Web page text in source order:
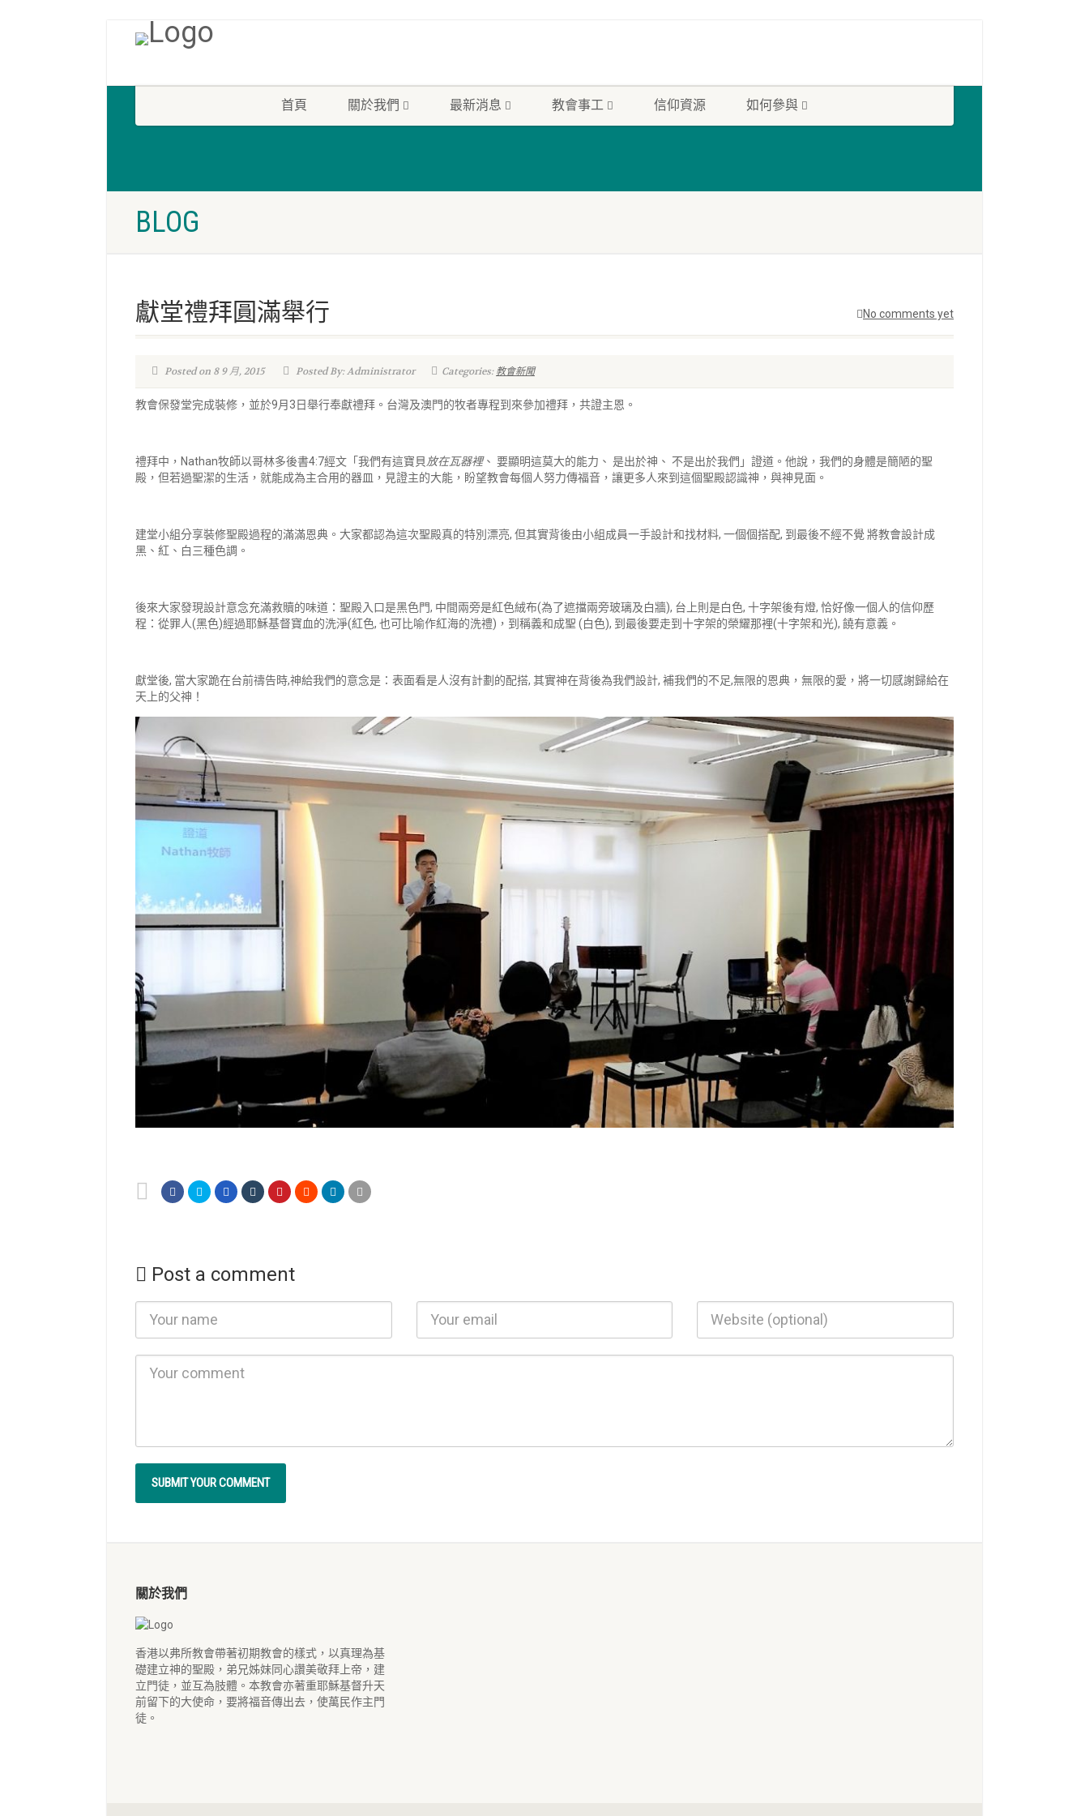
首頁 關於我們 最新消息 教會事工 信仰資源 如何參與
BLOG
No comments yet
獻堂禮拜圓滿舉行
Posted on 8 9 月, 2015 Posted By: Administrator Categories:教會新聞
教會保發堂完成裝修，並於9月3日舉行奉獻禮拜。台灣及澳門的牧者專程到來參加禮拜，共證主恩。
禮拜中，Nathan牧師以哥林多後書4:7經文「我們有這寶貝 放在瓦器裡、 要顯明這莫大的能力、 是出於神、 不是出於我們」證道。他說，我們的身體是簡陋的聖
殿，但若過聖潔的生活，就能成為主合用的器皿，見證主的大能，盼望教會每個人努力傳福音，讓更多人來到這個聖殿認識神，與神見面。
建堂小組分享裝修聖殿過程的滿滿恩典。大家都認為這次聖殿真的特別漂亮, 但其實背後由小組成員一手設計和找材料, 一個個搭配, 到最後不經不覺 將教會設計成
黑、紅、白三種色調。
後來大家發現設計意念充滿救贖的味道：聖殿入口是黑色門, 中間兩旁是紅色絨布(為了遮擋兩旁玻璃及白牆), 台上則是白色, 十字架後有燈, 恰好像一個人的信仰歷
程：從罪人(黑色)經過耶穌基督寶血的洗淨(紅色, 也可比喻作紅海的洗禮)，到稱義和成聖 (白色), 到最後要走到十字架的榮耀那裡(十字架和光), 饒有意義。
獻堂後, 當大家跪在台前禱告時,神給我們的意念是：表面看是人沒有計劃的配搭, 其實神在背後為我們設計, 補我們的不足,無限的恩典，無限的愛，將一切感謝歸給在
天上的父神！
Post a comment
關於我們
香港以弗所教會帶著初期教會的樣式，以真理為基
礎建立神的聖殿，弟兄姊妹同心讚美敬拜上帝，建
立門徒，並互為肢體。本教會亦著重耶穌基督升天
前留下的大使命，要將福音傳出去，使萬民作主門
徒。